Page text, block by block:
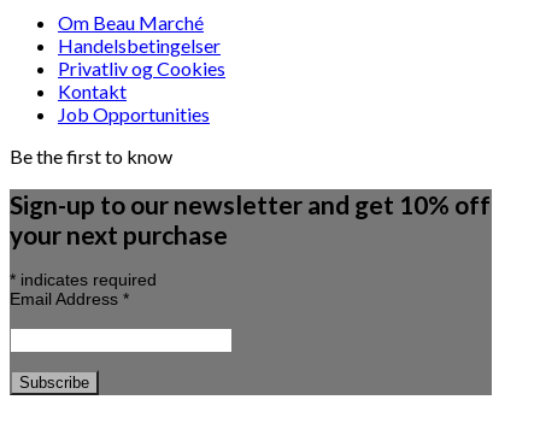
Om Beau Marché
Handelsbetingelser
Privatliv og Cookies
Kontakt
Job Opportunities
Be the first to know
Sign-up to our newsletter and get 10% off
your next purchase
* indicates required
Email Address *